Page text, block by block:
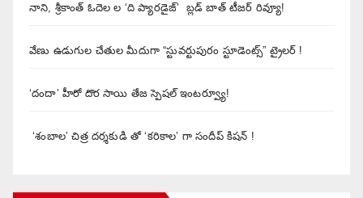
నాని, శ్రీకాంత్ ఓదెల ల ‘ది ప్యారడైజ్’ బ్లడ్ బాత్ టీజర్ రివ్యూ!
వేణు ఉడుగుల చేతుల మీదుగా “స్టువర్టుపురం స్టూడెంట్స్” ట్రైలర్ !
‘దందా’ హీరో దొర సాయి తేజ స్పెషల్ ఇంటర్వ్యూ!
‘శంబాల’ చిత్ర దర్శకుడి తో ‘కరికాల’ గా సందీప్ కిషన్ !